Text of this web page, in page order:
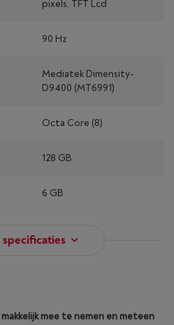
pixels, TFT Lcd
90 Hz
Mediatek Dimensity-
D9400 (MT6991)
Octa Core (8)
128 GB
6 GB
specificaties
makkelijk mee te nemen en meteen